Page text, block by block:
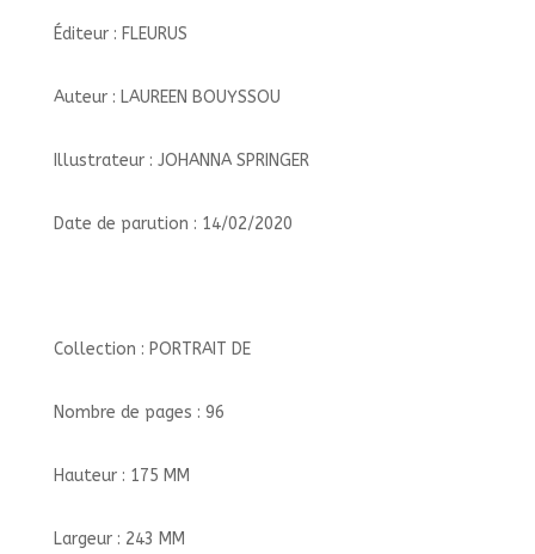
Éditeur : FLEURUS
Auteur : LAUREEN BOUYSSOU
Illustrateur : JOHANNA SPRINGER
Date de parution : 14/02/2020
Collection : PORTRAIT DE
Nombre de pages : 96
Hauteur : 175 MM
Largeur : 243 MM